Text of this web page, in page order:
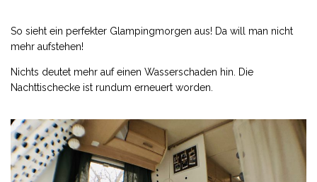
So sieht ein perfekter Glampingmorgen aus! Da will man nicht
mehr aufstehen!
Nichts deutet mehr auf einen Wasserschaden hin. Die
Nachttischecke ist rundum erneuert worden.